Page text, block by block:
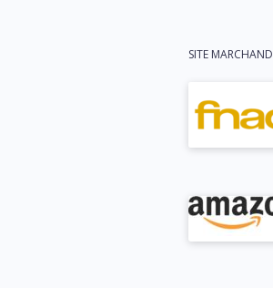
SITE MARCHAND